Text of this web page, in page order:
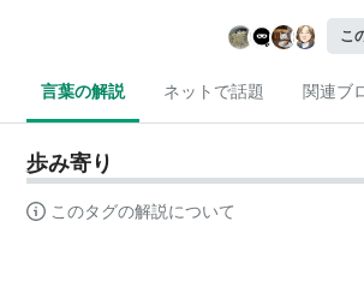
こ
言葉の解説 ネットで話題 関連ブ
歩み寄り
このタグの解説について